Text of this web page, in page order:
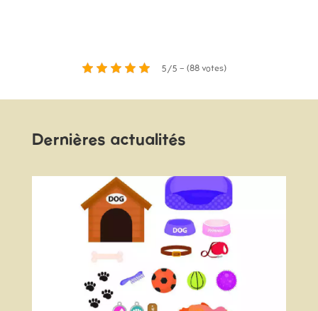
5/5 - (88 votes)
Dernières actualités